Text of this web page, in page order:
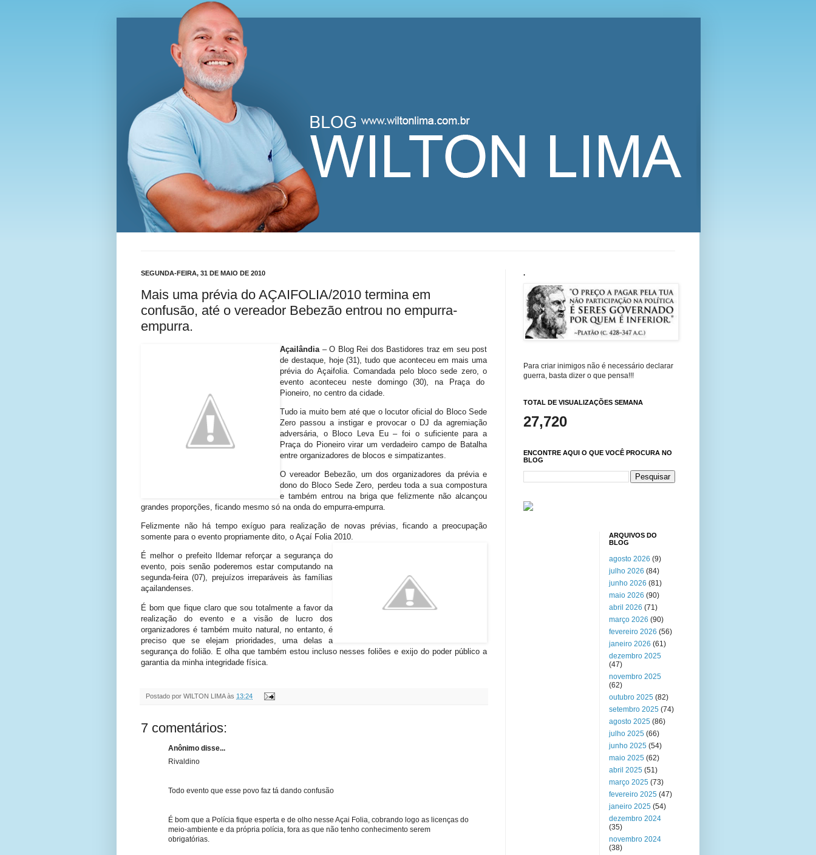
Blog Wilton Lima
SEGUNDA-FEIRA, 31 DE MAIO DE 2010
Mais uma prévia do AÇAIFOLIA/2010 termina em
confusão, até o vereador Bebezão entrou no empurra-
empurra.
Açailândia – O Blog Rei dos Bastidores traz em seu post
de destaque, hoje (31), tudo que aconteceu em mais uma
prévia do Açaifolia. Comandada pelo bloco sede zero, o
evento aconteceu neste domingo (30), na Praça do
Pioneiro, no centro da cidade.
Tudo ia muito bem até que o locutor oficial do Bloco Sede
Zero passou a instigar e provocar o DJ da agremiação
adversária, o Bloco Leva Eu – foi o suficiente para a
Praça do Pioneiro virar um verdadeiro campo de Batalha
entre organizadores de blocos e simpatizantes.
O vereador Bebezão, um dos organizadores da prévia e
dono do Bloco Sede Zero, perdeu toda a sua compostura
e também entrou na briga que felizmente não alcançou
grandes proporções, ficando mesmo só na onda do empurra-empurra.
Felizmente não há tempo exíguo para realização de novas prévias, ficando a preocupação
somente para o evento propriamente dito, o Açaí Folia 2010.
É melhor o prefeito Ildemar reforçar a segurança do
evento, pois senão poderemos estar computando na
segunda-feira (07), prejuízos irreparáveis às famílias
açailandenses.
É bom que fique claro que sou totalmente a favor da
realização do evento e a visão de lucro dos
organizadores é também muito natural, no entanto, é
preciso que se elejam prioridades, uma delas a
segurança do folião. E olha que também estou incluso nesses foliões e exijo do poder público a
garantia da minha integridade física.
Postado por WILTON LIMA às 13:24
7 comentários:
Anônimo disse...
Rivaldino
Todo evento que esse povo faz tá dando confusão
É bom que a Polícia fique esperta e de olho nesse Açai Folia, cobrando logo as licenças do
meio-ambiente e da própria polícia, fora as que não tenho conhecimento serem
obrigatórias.
.
Para criar inimigos não é necessário declarar
guerra, basta dizer o que pensa!!!
TOTAL DE VISUALIZAÇÕES SEMANA
27,720
ENCONTRE AQUI O QUE VOCÊ PROCURA NO
BLOG
ARQUIVOS DO
BLOG
agosto 2026 (9)
julho 2026 (84)
junho 2026 (81)
maio 2026 (90)
abril 2026 (71)
março 2026 (90)
fevereiro 2026 (56)
janeiro 2026 (61)
dezembro 2025
(47)
novembro 2025
(62)
outubro 2025 (82)
setembro 2025 (74)
agosto 2025 (86)
julho 2025 (66)
junho 2025 (54)
maio 2025 (62)
abril 2025 (51)
março 2025 (73)
fevereiro 2025 (47)
janeiro 2025 (54)
dezembro 2024
(35)
novembro 2024
(38)